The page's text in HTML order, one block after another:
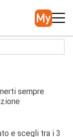
sempre
e scegli tra i 3